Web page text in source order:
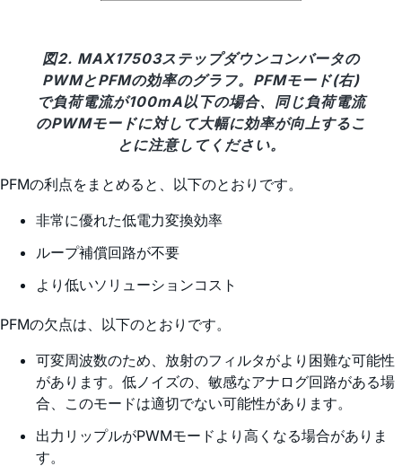
図2. MAX17503ステップダウンコンバータの
PWMとPFMの効率のグラフ。PFMモード(右)
で負荷電流が100mA以下の場合、同じ負荷電流
のPWMモードに対して大幅に効率が向上するこ
とに注意してください。
PFMの利点をまとめると、以下のとおりです。
非常に優れた低電力変換効率
ループ補償回路が不要
より低いソリューションコスト
PFMの欠点は、以下のとおりです。
可変周波数のため、放射のフィルタがより困難な可能性
があります。低ノイズの、敏感なアナログ回路がある場
合、このモードは適切でない可能性があります。
出力リップルがPWMモードより高くなる場合がありま
す。